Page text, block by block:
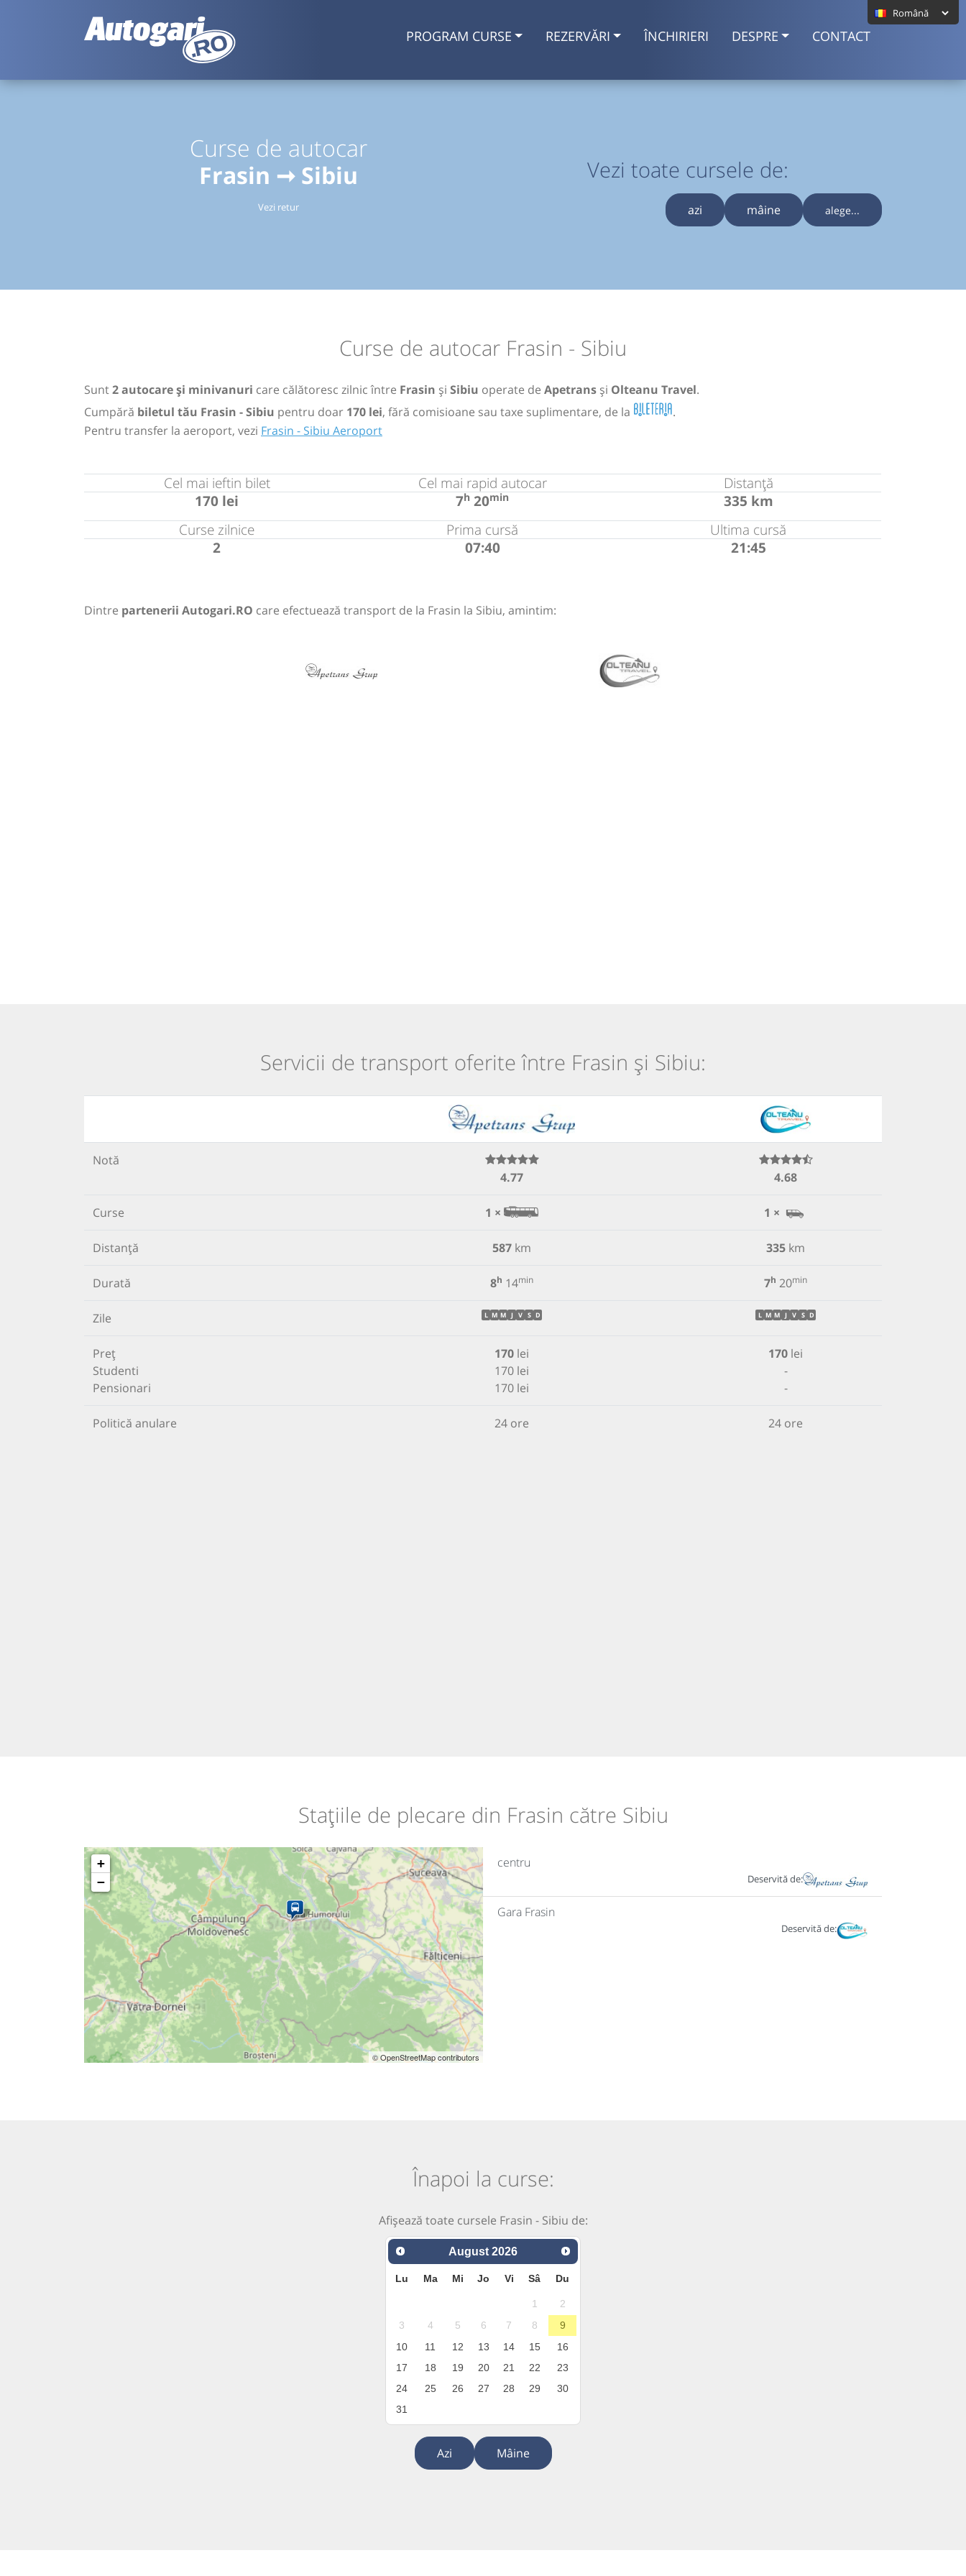
PROGRAM CURSE REZERVĂRI ÎNCHIRIERI DESPRE CONTACT
Curse de autocar
Frasin ➞ Sibiu
Vezi retur
Vezi toate cursele de:
azi mâine alege...
Curse de autocar Frasin - Sibiu
Sunt2 autocare și minivanuri care călătoresc zilnic între Frasin și Sibiu operate de Apetrans și Olteanu Travel.
Cumpără biletul tău Frasin - Sibiu pentru doar 170 lei, fără comisioane sau taxe suplimentare, de la
.
Pentru transfer la aeroport, vezi Frasin - Sibiu Aeroport
Cel mai ieftin bilet
170 lei
Cel mai rapid autocar
7h 20min
Distanță
335 km
Curse zilnice
2
Prima cursă
07:40
Ultima cursă
21:45
Dintre partenerii Autogari.RO care efectuează transport de la Frasin la Sibiu, amintim:
Servicii de transport oferite între Frasin și Sibiu:
Notă
4.77
4.68
Curse 1 × 1 ×
Distanță 587 km 335 km
Durată 8h 14min 7h 20min
Zile L M M J V S D L M M J V S D
Preț
Studenti
Pensionari
170 lei
170 lei
170 lei
170 lei
-
-
Politică anulare 24 ore 24 ore
Stațiile de plecare din Frasin către Sibiu
+
−
© OpenStreetMap contributors
centru
Deservită de:
Gara Frasin
Deservită de:
Înapoi la curse:
Afișează toate cursele Frasin - Sibiu de:
August 2026
Lu Ma Mi Jo Vi Sâ Du
1
2
3
4 5 6 7 8
9
10
11 12 13 14 15
16
17
18 19 20 21 22
23
24
25 26 27 28 29
30
31
Azi Mâine